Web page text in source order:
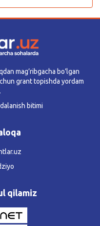
mag’ribgacha bo’lgan
grant topishda yordam
bitimi
qilamiz